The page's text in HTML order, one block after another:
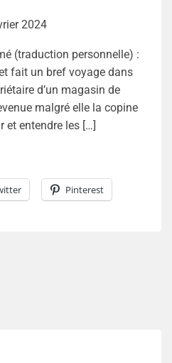
2024
(traduction personnelle) :
fait un bref voyage dans
d’un magasin de
malgré elle la copine
et entendre les […]
Pinterest